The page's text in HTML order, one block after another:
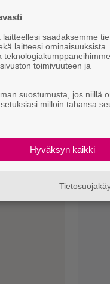
saadaksemme
laitteesi
teknologiakumppaneihimme
toimivuuteen ja
suostumusta, jos niillä
milloin tahansa
Hyväksyn kaikki